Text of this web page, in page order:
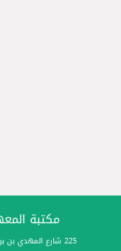
مكتبة
225 شارع المهدي بن بركة , السويسي الرباط - المغرب